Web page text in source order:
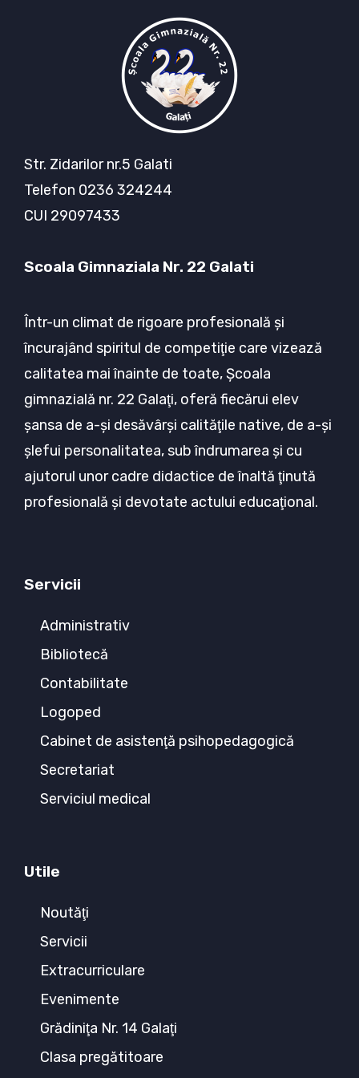
Str. Zidarilor nr.5 Galati
Telefon 0236 324244
CUI 29097433
Scoala Gimnaziala Nr. 22 Galati
Într-un climat de rigoare profesională şi
încurajând spiritul de competiţie care vizează
calitatea mai înainte de toate, Şcoala
gimnazială nr. 22 Galaţi, oferă fiecărui elev
şansa de a-şi desăvârşi calităţile native, de a-şi
şlefui personalitatea, sub îndrumarea şi cu
ajutorul unor cadre didactice de înaltă ţinută
profesională şi devotate actului educaţional.
Servicii
Administrativ
Bibliotecă
Contabilitate
Logoped
Cabinet de asistenţă psihopedagogică
Secretariat
Serviciul medical
Utile
Noutăţi
Servicii
Extracurriculare
Evenimente
Grădiniţa Nr. 14 Galaţi
Clasa pregătitoare